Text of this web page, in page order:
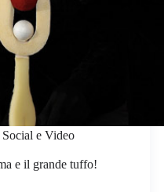
e Video
e il grande tuffo!